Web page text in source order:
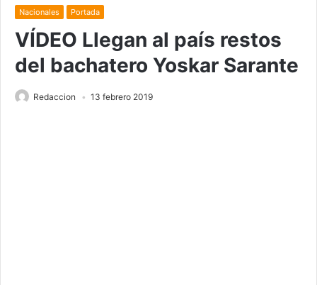
Nacionales Portada
VÍDEO Llegan al país restos
del bachatero Yoskar Sarante
Redaccion 13 febrero 2019